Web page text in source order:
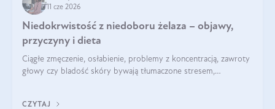
11 cze 2026
Niedokrwistość z niedoboru żelaza – objawy,
przyczyny i dieta
Ciągłe zmęczenie, osłabienie, problemy z koncentracją, zawroty
głowy czy bladość skóry bywają tłumaczone stresem,
CZYTAJ